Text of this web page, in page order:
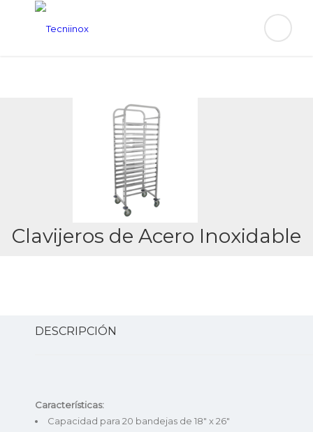
Clavijeros de Acero Inoxidable
DESCRIPCIÓN
Características:
Capacidad para 20 bandejas de 18″ x 26″